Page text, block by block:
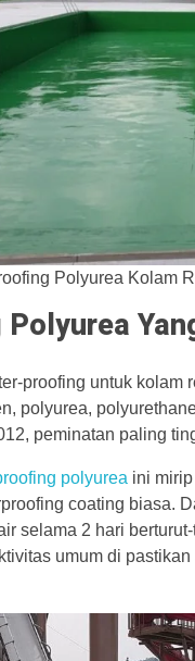
Polyurea Kolam
proofing untuk
polyurea,
peminatan paling
polyurea ini
coating biasa.
selama 2 hari
umum di